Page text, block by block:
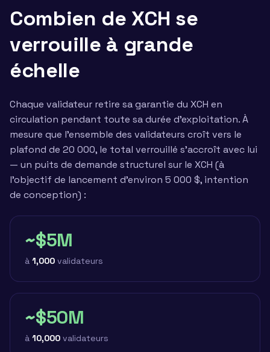
Combien de XCH se
verrouille à grande
échelle
Chaque validateur retire sa garantie du XCH en
circulation pendant toute sa durée d'exploitation. À
mesure que l'ensemble des validateurs croît vers le
plafond de 20 000, le total verrouillé s'accroît avec lui
— un puits de demande structurel sur le XCH (à
l'objectif de lancement d'environ 5 000 $, intention
de conception) :
~$5M
à 1,000 validateurs
~$50M
à 10,000 validateurs